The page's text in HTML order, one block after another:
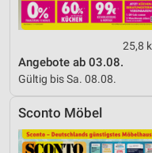
25,8
Angebote ab 03.08.
Gültig bis Sa. 08.08.
Sconto Möbel